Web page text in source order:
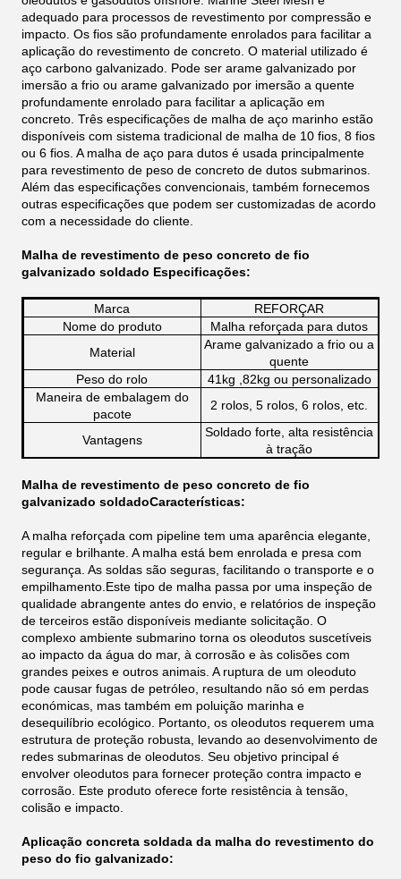
adequado para processos de revestimento por compressão e
impacto. Os fios são profundamente enrolados para facilitar a
aplicação do revestimento de concreto. O material utilizado é
aço carbono galvanizado. Pode ser arame galvanizado por
imersão a frio ou arame galvanizado por imersão a quente
profundamente enrolado para facilitar a aplicação em
concreto. Três especificações de malha de aço marinho estão
disponíveis com sistema tradicional de malha de 10 fios, 8 fios
ou 6 fios. A malha de aço para dutos é usada principalmente
para revestimento de peso de concreto de dutos submarinos.
Além das especificações convencionais, também fornecemos
outras especificações que podem ser customizadas de acordo
com a necessidade do cliente.
Malha de revestimento de peso concreto de fio
galvanizado soldado Especificações:
Marca
REFORÇAR
Nome do produto
Malha reforçada para dutos
Material
Arame galvanizado a frio ou a
quente
Peso do rolo
41kg ,82kg ou personalizado
Maneira de embalagem do
pacote
2 rolos, 5 rolos, 6 rolos, etc.
Vantagens
Soldado forte, alta resistência
à tração
Malha de revestimento de peso concreto de fio
galvanizado soldadoCaracterísticas:
A malha reforçada com pipeline tem uma aparência elegante,
regular e brilhante. A malha está bem enrolada e presa com
segurança. As soldas são seguras, facilitando o transporte e o
empilhamento.Este tipo de malha passa por uma inspeção de
qualidade abrangente antes do envio, e relatórios de inspeção
de terceiros estão disponíveis mediante solicitação. O
complexo ambiente submarino torna os oleodutos suscetíveis
ao impacto da água do mar, à corrosão e às colisões com
grandes peixes e outros animais. A ruptura de um oleoduto
pode causar fugas de petróleo, resultando não só em perdas
económicas, mas também em poluição marinha e
desequilíbrio ecológico. Portanto, os oleodutos requerem uma
estrutura de proteção robusta, levando ao desenvolvimento de
redes submarinas de oleodutos. Seu objetivo principal é
envolver oleodutos para fornecer proteção contra impacto e
corrosão. Este produto oferece forte resistência à tensão,
colisão e impacto.
Aplicação concreta soldada da malha do revestimento do
peso do fio galvanizado: